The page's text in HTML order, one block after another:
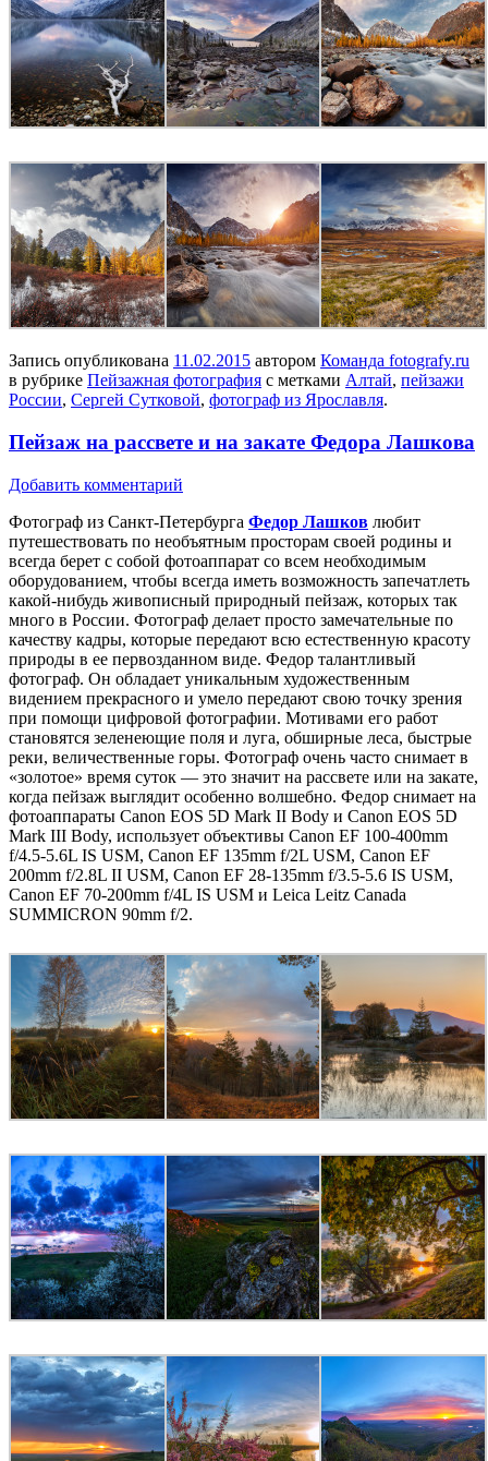
Запись опубликована 11.02.2015 автором Команда fotografy.ru
в рубрике Пейзажная фотография с метками Алтай, пейзажи
России, Сергей Сутковой, фотограф из Ярославля.
Пейзаж на рассвете и на закате Федора Лашкова
Добавить комментарий
Фотограф из Санкт-Петербурга Федор Лашков любит
путешествовать по необъятным просторам своей родины и
всегда берет с собой фотоаппарат со всем необходимым
оборудованием, чтобы всегда иметь возможность запечатлеть
какой-нибудь живописный природный пейзаж, которых так
много в России. Фотограф делает просто замечательные по
качеству кадры, которые передают всю естественную красоту
природы в ее первозданном виде. Федор талантливый
фотограф. Он обладает уникальным художественным
видением прекрасного и умело передают свою точку зрения
при помощи цифровой фотографии. Мотивами его работ
становятся зеленеющие поля и луга, обширные леса, быстрые
реки, величественные горы. Фотограф очень часто снимает в
«золотое» время суток — это значит на рассвете или на закате,
когда пейзаж выглядит особенно волшебно. Федор снимает на
фотоаппараты Canon EOS 5D Mark II Body и Canon EOS 5D
Mark III Body, использует объективы Canon EF 100-400mm
f/4.5-5.6L IS USM, Canon EF 135mm f/2L USM, Canon EF
200mm f/2.8L II USM, Canon EF 28-135mm f/3.5-5.6 IS USM,
Canon EF 70-200mm f/4L IS USM и Leica Leitz Canada
SUMMICRON 90mm f/2.